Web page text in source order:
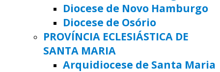
Diocese de Novo Hamburgo
Diocese de Osório
PROVÍNCIA ECLESIÁSTICA DE
SANTA MARIA
Arquidiocese de Santa Maria